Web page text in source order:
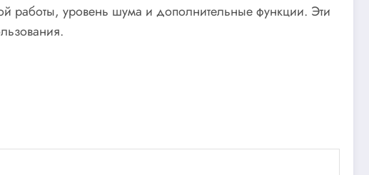
работы, уровень шума и дополнительные функции. Эти